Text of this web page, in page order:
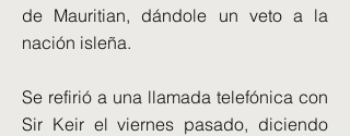
de Mauritian, dándole un veto a la
nación isleña.
Se refirió a una llamada telefónica con
Sir Keir el viernes pasado, diciendo